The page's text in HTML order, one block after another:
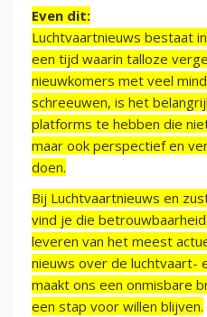
Even dit:
Luchtvaartnieuws bestaat
een tijd waarin talloze
nieuwkomers met veel
schreeuwen, is het
platforms te hebben die
maar ook perspectief en
doen.
Bij Luchtvaartnieuws en
vind je die
leveren van het meest
nieuws over de luchtvaart-
maakt ons een onmisbare
een stap voor willen blijven.